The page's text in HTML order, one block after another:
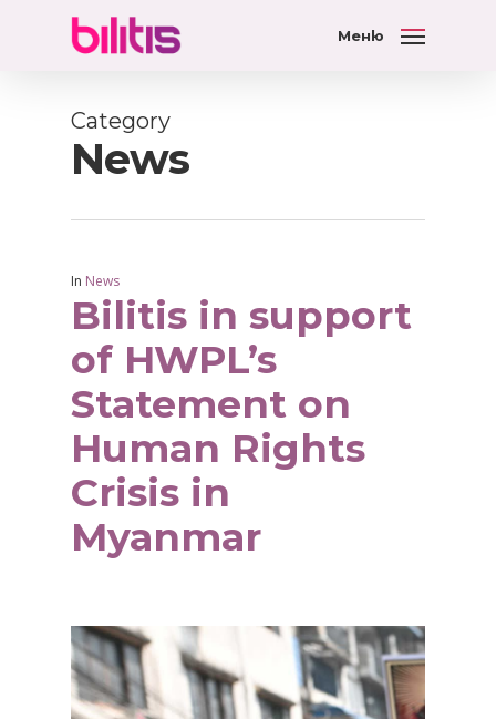
Меню
Category
News
In News
Bilitis in support
of HWPL’s
Statement on
Human Rights
Crisis in
Myanmar